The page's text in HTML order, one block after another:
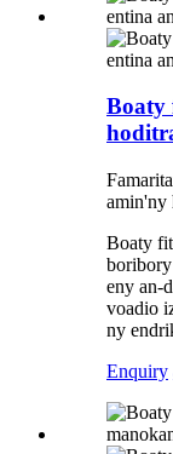
Boaty
amin'ny
Boaty
eny an-
voadio
ny
Enquiry